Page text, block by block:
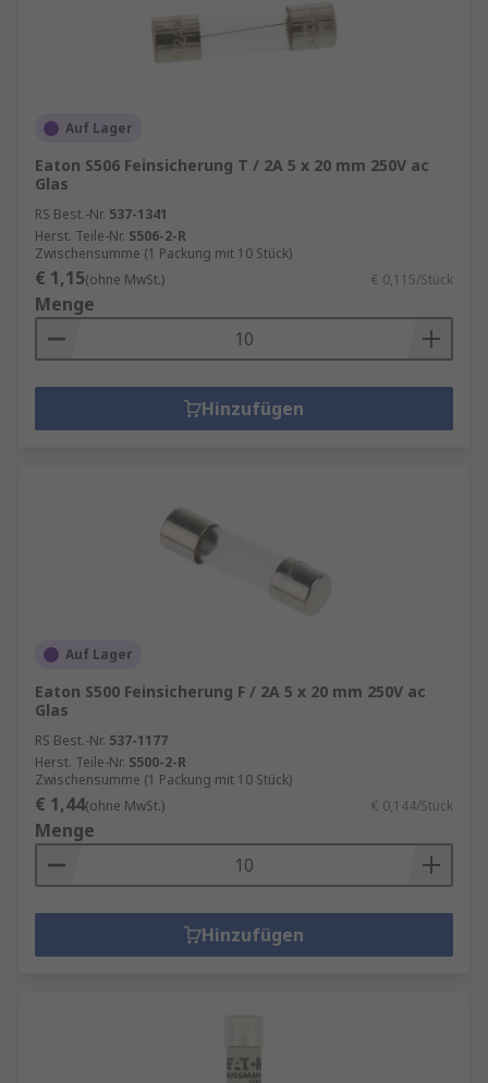
Auf Lager
Eaton S506 Feinsicherung T / 2A 5 x 20 mm 250V ac
Glas
RS Best.-Nr. 537-1341
Herst. Teile-Nr. S506-2-R
Zwischensumme (1 Packung mit 10 Stück)
€ 1,15(ohne MwSt.) € 0,115/Stück
Menge
Hinzufügen
Auf Lager
Eaton S500 Feinsicherung F / 2A 5 x 20 mm 250V ac
Glas
RS Best.-Nr. 537-1177
Herst. Teile-Nr. S500-2-R
Zwischensumme (1 Packung mit 10 Stück)
€ 1,44(ohne MwSt.) € 0,144/Stück
Menge
Hinzufügen